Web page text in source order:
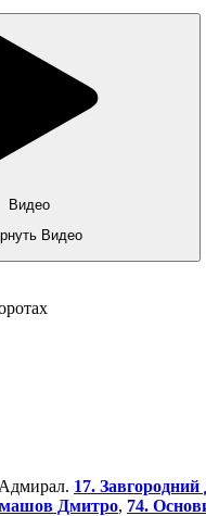
Видео
Видео
Адмирал. 17.
Дмитро, 74.